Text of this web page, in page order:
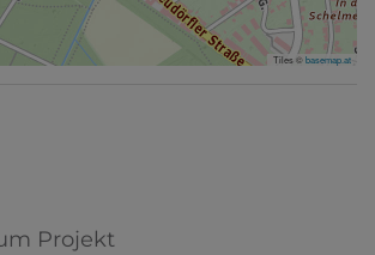
Tiles ©basemap.at
Projekt